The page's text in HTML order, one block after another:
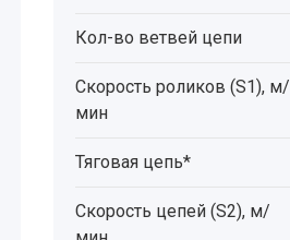
Кол-во ветвей цепи
Скорость роликов (S1), м/
мин
Тяговая цепь*
Скорость цепей (S2), м/